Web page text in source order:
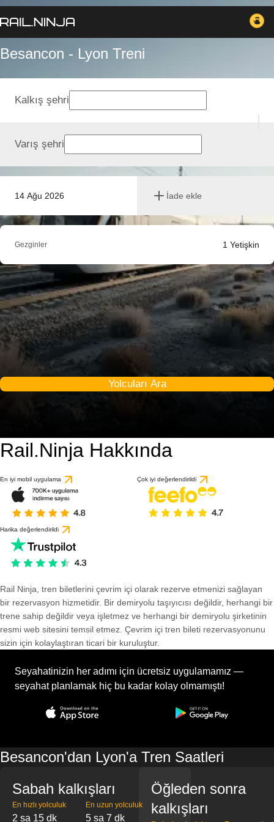
Besancon - Lyon Treni
14 Ağu 2026 İade ekle
Kalkış şehri
Varış şehri
Gezginler 1 Yetişkin
Yolcuları Ara
Rail.Ninja Hakkında
En iyi mobil uygulama Çok iyi değerlendirildi
Harika değerlendirildi
Rail Ninja, tren biletlerini çevrim içi olarak rezerve etmenizi sağlayan
bir rezervasyon hizmetidir. Bir demiryolu taşıyıcısı değildir, herhangi bir
trene sahip değildir veya işletmez ve herhangi bir demiryolu şirketinin
resmi web sitesini temsil etmez. Çevrim içi tren bileti rezervasyonunu
sizin için kolaylaştıran ticari bir kuruluştur.
Seyahatinizin her adımı için ücretsiz uygulamamız —
seyahat planlamak hiç bu kadar kolay olmamıştı!
Besancon'dan Lyon'a Tren Saatleri
Sabah kalkışları
En hızlı yolculuk
2 sa 15 dk
En uzun yolculuk
5 sa 7 dk
Öğleden sonra
kalkışları